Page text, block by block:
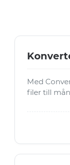
Med
filer till